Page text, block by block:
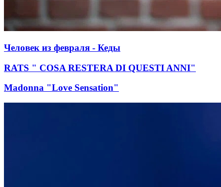
Человек из февраля - Кеды
RATS " COSA RESTERA DI QUESTI ANNI"
Madonna "Love Sensation"